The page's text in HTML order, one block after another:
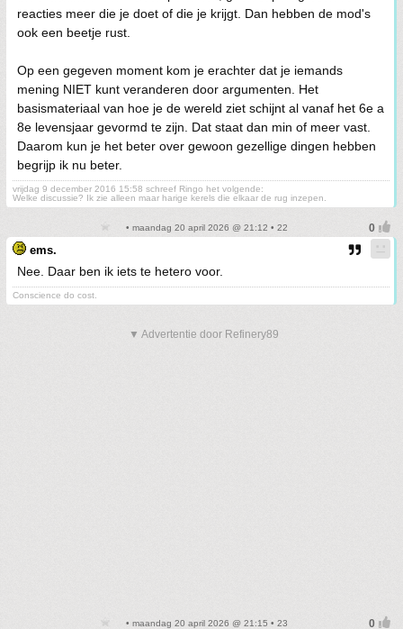
reacties meer die je doet of die je krijgt. Dan hebben de mod's
ook een beetje rust.
Op een gegeven moment kom je erachter dat je iemands
mening NIET kunt veranderen door argumenten. Het
basismateriaal van hoe je de wereld ziet schijnt al vanaf het 6e a
8e levensjaar gevormd te zijn. Dat staat dan min of meer vast.
Daarom kun je het beter over gewoon gezellige dingen hebben
begrijp ik nu beter.
vrijdag 9 december 2016 15:58 schreef Ringo het volgende:
Welke discussie? Ik zie alleen maar harige kerels die elkaar de rug inzepen.
• maandag 20 april 2026 @ 21:12 • 22
ems.
Nee. Daar ben ik iets te hetero voor.
Conscience do cost.
▼ Advertentie door Refinery89
• maandag 20 april 2026 @ 21:15 • 23